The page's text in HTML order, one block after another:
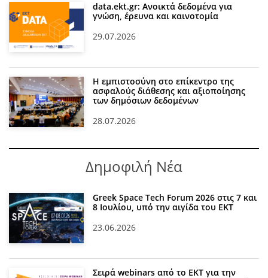
data.ekt.gr: Ανοικτά δεδομένα για
γνώση, έρευνα και καινοτομία
29.07.2026
Η εμπιστοσύνη στο επίκεντρο της
ασφαλούς διάθεσης και αξιοποίησης
των δημόσιων δεδομένων
28.07.2026
Δημοφιλή Νέα
Greek Space Tech Forum 2026 στις 7 και
8 Ιουλίου, υπό την αιγίδα του ΕΚΤ
23.06.2026
Σειρά webinars από το ΕΚΤ για την